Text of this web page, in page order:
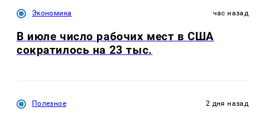
Экономика час назад
В июле число рабочих мест в США
сократилось на 23 тыс.
Полезное 2 дня назад